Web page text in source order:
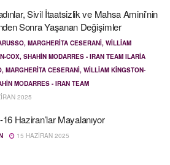
Sivil İtaatsizlik ve Mahsa Amini’nin
Sonra Yaşanan Değişimler
MARGHERITA CESERANI, WILLIAM
COX, SHAHIN MODARRES - IRAN TEAM ILARIA
MARGHERITA CESERANI, WILLIAM KINGSTON-
MODARRES - IRAN TEAM
2025
Haziran’lar Mayalanıyor
15 HAZIRAN 2025